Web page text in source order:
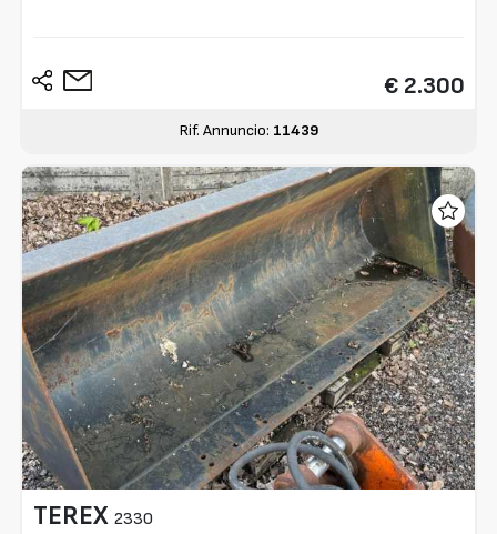
€ 2.300
Rif. Annuncio: 11439
TEREX 2330